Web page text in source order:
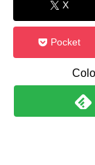
X
Pocket